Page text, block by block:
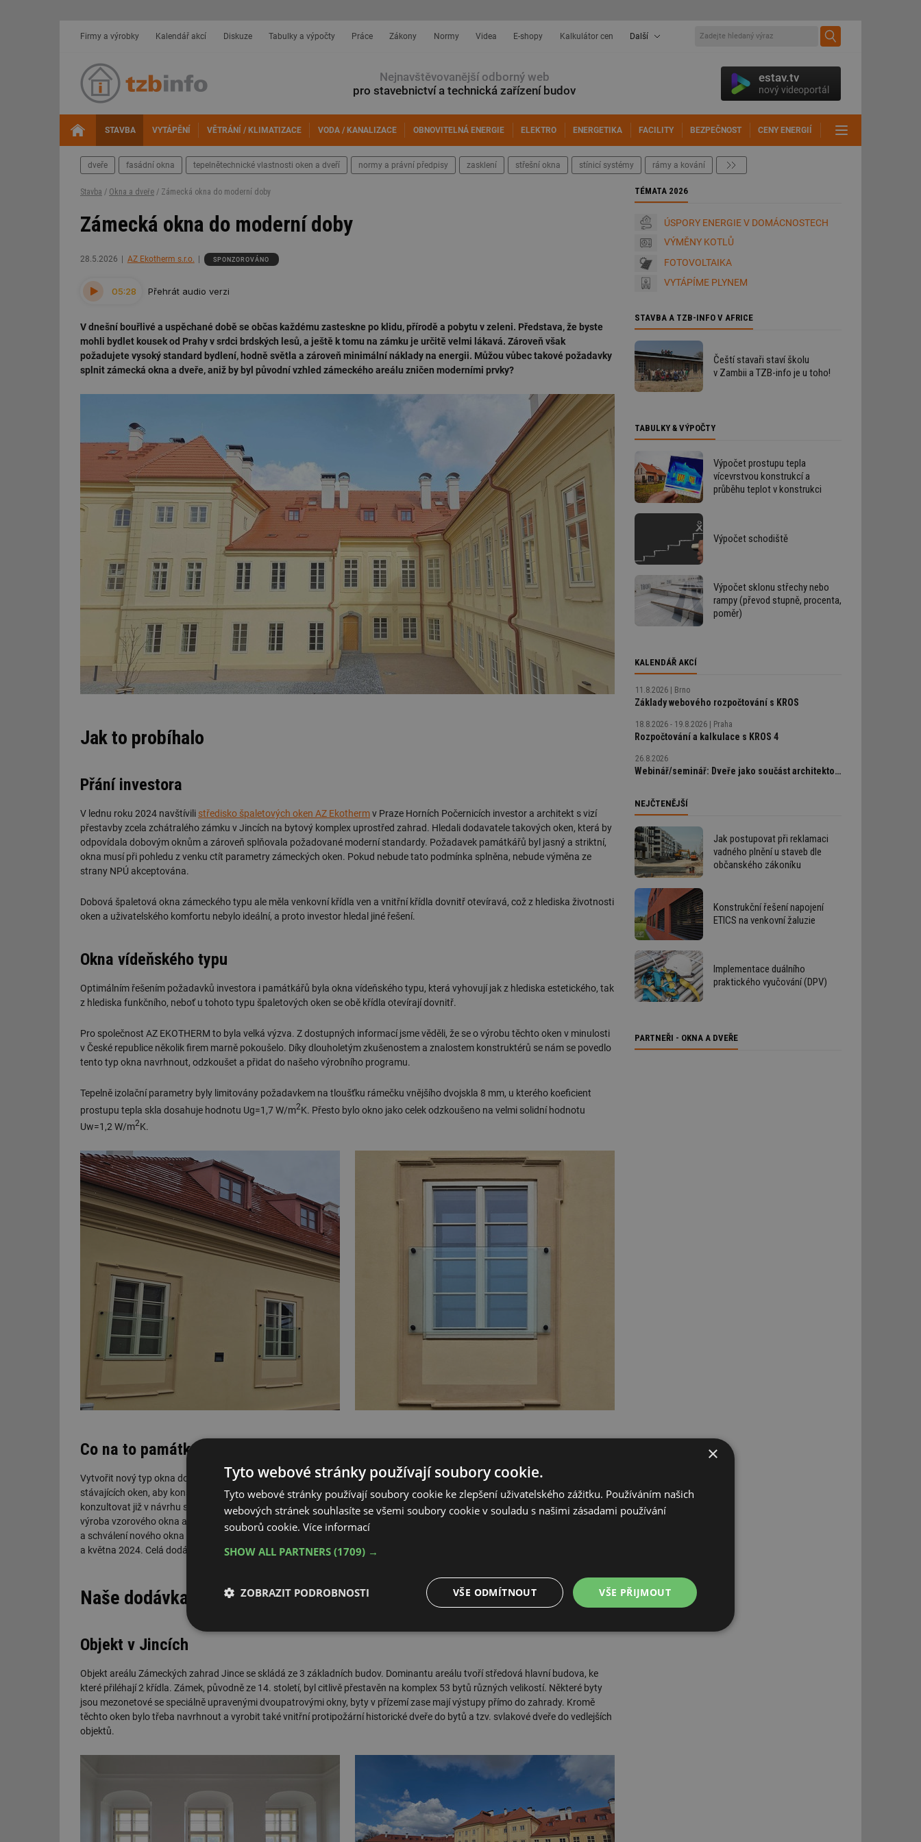
Firmy a výrobky Kalendář akcí Diskuze Tabulky a výpočty Práce Zákony Normy Videa E-shopy Kalkulátor cen Další
Nejnavštěvovanější odborný web
pro stavebnictví a technická zařízení budov
estav.tv
nový videoportál
STAVBA VYTÁPĚNÍ VĚTRÁNÍ / KLIMATIZACE VODA / KANALIZACE OBNOVITELNÁ ENERGIE ELEKTRO ENERGETIKA FACILITY BEZPEČNOST CENY ENERGIÍ
dveře fasádní okna tepelnětechnické vlastnosti oken a dveří normy a právní předpisy zasklení střešní okna stínicí systémy rámy a kování
Stavba / Okna a dveře / Zámecká okna do moderní doby
Zámecká okna do moderní doby
28.5.2026 AZ Ekotherm s.r.o. SPONZOROVÁNO
05:28 Přehrát audio verzi
V dnešní bouřlivé a uspěchané době se občas každému zasteskne po klidu, přírodě a pobytu v zeleni. Představa, že byste
mohli bydlet kousek od Prahy v srdci brdských lesů, a ještě k tomu na zámku je určitě velmi lákavá. Zároveň však
požadujete vysoký standard bydlení, hodně světla a zároveň minimální náklady na energii. Můžou vůbec takové požadavky
splnit zámecká okna a dveře, aniž by byl původní vzhled zámeckého areálu zničen moderními prvky?
Jak to probíhalo
Přání investora
V lednu roku 2024 navštívili středisko špaletových oken AZ Ekothermv Praze Horních Počernicích investor a architekt s vizí
přestavby zcela zchátralého zámku v Jincích na bytový komplex uprostřed zahrad. Hledali dodavatele takových oken, která by
odpovídala dobovým oknům a zároveň splňovala požadované moderní standardy. Požadavek památkářů byl jasný a striktní,
okna musí při pohledu z venku ctít parametry zámeckých oken. Pokud nebude tato podmínka splněna, nebude výměna ze
strany NPÚ akceptována.
Dobová špaletová okna zámeckého typu ale měla venkovní křídla ven a vnitřní křídla dovnitř otevíravá, což z hlediska životnosti
oken a uživatelského komfortu nebylo ideální, a proto investor hledal jiné řešení.
Okna vídeňského typu
Optimálním řešením požadavků investora i památkářů byla okna vídeňského typu, která vyhovují jak z hlediska estetického, tak
z hlediska funkčního, neboť u tohoto typu špaletových oken se obě křídla otevírají dovnitř.
Pro společnost AZ EKOTHERM to byla velká výzva. Z dostupných informací jsme věděli, že se o výrobu těchto oken v minulosti
v České republice několik firem marně pokoušelo. Díky dlouholetým zkušenostem a znalostem konstruktérů se nám se povedlo
tento typ okna navrhnout, odzkoušet a přidat do našeho výrobního programu.
Tepelně izolační parametry byly limitovány požadavkem na tloušťku rámečku vnějšího dvojskla 8 mm, u kterého koeficient
prostupu tepla skla dosahuje hodnotu Ug=1,7 W/m2K. Přesto bylo okno jako celek odzkoušeno na velmi solidní hodnotu
Uw=1,2 W/m2K.
Co na to památkáři
Vytvořit nový typ okna do památkově chráněného objektu neznamená jen spoustu práce při zaměřování a dokumentování
stávajících oken, aby konstruktéři při navrhování replik měli z čeho vycházet a následný náročný vývoj. Taková okna je nutné
konzultovat již v návrhu s pracovníky památkové péče. Jeli výsledná výkresová dokumentace schválena, přichází na řadu
výroba vzorového okna a až po jeho schválení NPÚ a státní zkušebnou je možné přistoupit k výrobě. Je až s podivem, že vývoj
a schválení nového okna netrvalo déle než 3 měsíce a první dodávka oken pro objekt byla montována již na přelomu dubna
a května 2024. Celá dodávka pak probíhá pod důsledným dohledem památkářů.
Naše dodávka
Objekt v Jincích
Objekt areálu Zámeckých zahrad Jince se skládá ze 3 základních budov. Dominantu areálu tvoří středová hlavní budova, ke
které přiléhají 2 křídla. Zámek, původně ze 14. století, byl citlivě přestavěn na komplex 53 bytů různých velikostí. Některé byty
jsou mezonetové se speciálně upravenými dvoupatrovými okny, byty v přízemí zase mají výstupy přímo do zahrady. Kromě
těchto oken bylo třeba navrhnout a vyrobit také vnitřní protipožární historické dveře do bytů a tzv. svlakové dveře do vedlejších
objektů.
TÉMATA 2026
ÚSPORY ENERGIE V DOMÁCNOSTECH
VÝMĚNY KOTLŮ
FOTOVOLTAIKA
VYTÁPÍME PLYNEM
STAVBA A TZB-INFO V AFRICE
Čeští stavaři staví školu
v Zambii a TZB-info je u toho!
TABULKY & VÝPOČTY
Výpočet prostupu tepla
vícevrstvou konstrukcí a
průběhu teplot v konstrukci
Výpočet schodiště
Výpočet sklonu střechy nebo
rampy (převod stupně, procenta,
poměr)
KALENDÁŘ AKCÍ
11.8.2026 Brno
Základy webového rozpočtování s KROS
18.8.2026 - 19.8.2026 Praha
Rozpočtování a kalkulace s KROS 4
26.8.2026
Webinář/seminář: Dveře jako součást architektonického detailu, technické řešení bez chyb
NEJČTENĚJŠÍ
Jak postupovat při reklamaci
vadného plnění u staveb dle
občanského zákoníku
Konstrukční řešení napojení
ETICS na venkovní žaluzie
Implementace duálního
praktického vyučování (DPV)
PARTNEŘI - OKNA A DVEŘE
×
Tyto webové stránky používají soubory cookie.
Tyto webové stránky používají soubory cookie ke zlepšení uživatelského zážitku. Používáním našich
webových stránek souhlasíte se všemi soubory cookie v souladu s našimi zásadami používání
souborů cookie. Více informací
SHOW ALL PARTNERS (1709) →
VŠE PŘIJMOUT
VŠE ODMÍTNOUT
ZOBRAZIT PODROBNOSTI
Nezbytně nutné
Výkonové
Soubory cílení Funkční soubory
Nezařazené
Nezbytně nutné soubory cookie umožňují základní funkce webových stránek, jako je přihlášení uživatele a správa účtu. Webové
Provider /
Doména
Vyprší
.forum.tzb-
info.cz
Zavřením
prohlížeče
Slouží k přihlášení pomocí Google